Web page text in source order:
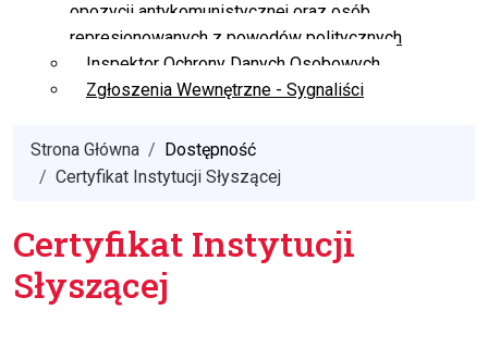
opozycji antykomunistycznej oraz osób
represjonowanych z powodów politycznych
Inspektor Ochrony Danych Osobowych
Zgłoszenia Wewnętrzne - Sygnaliści
Strona Główna
Dostępność
Certyfikat Instytucji Słyszącej
Certyfikat Instytucji
Słyszącej